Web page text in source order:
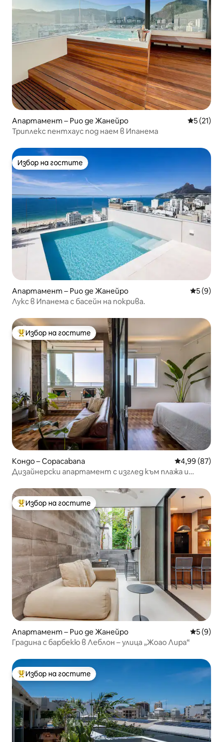
Апартамент – Рио де Жанейро Средна
5 (21)
Триплекс пентхаус под наем в Ипанема
Избор на гостите
Избор на гостите
Апартамент – Рио де Жанейро Средна
5 (9)
Лукс в Ипанема с басейн на покрива.
Най-популярен избор на гостите
Избор на гостите
Кондо – Copacabana Средна
4,99 (87)
Дизайнерски апартамент с изглед към плажа и
Най-популярен избор на гостите
Избор на гостите
Апартамент – Рио де Жанейро Средна
5 (9)
Градина с барбекю в Леблон – улица „Жоао Лира“
Най-популярен избор на гостите
Избор на гостите